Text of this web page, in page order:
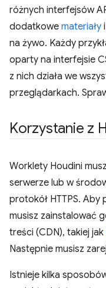
różnych interfejsów
dodatkowe materiały i
na żywo. Każdy
oparty na interfejsie
z nich działa we
przeglądarkach.
Korzystanie z
Worklety Houdini
serwerze lub w
protokół HTTPS.
musisz zainstalować
treści (CDN), takiej jak
Następnie musisz
Istnieje kilka